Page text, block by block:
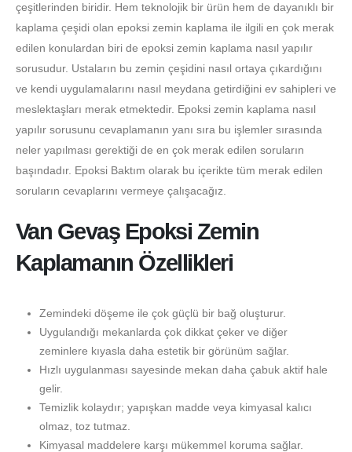
çeşitlerinden biridir. Hem teknolojik bir ürün hem de dayanıklı bir
kaplama çeşidi olan epoksi zemin kaplama ile ilgili en çok merak
edilen konulardan biri de epoksi zemin kaplama nasıl yapılır
sorusudur. Ustaların bu zemin çeşidini nasıl ortaya çıkardığını
ve kendi uygulamalarını nasıl meydana getirdiğini ev sahipleri ve
meslektaşları merak etmektedir. Epoksi zemin kaplama nasıl
yapılır sorusunu cevaplamanın yanı sıra bu işlemler sırasında
neler yapılması gerektiği de en çok merak edilen soruların
başındadır. Epoksi Baktım olarak bu içerikte tüm merak edilen
soruların cevaplarını vermeye çalışacağız.
Van Gevaş Epoksi Zemin
Kaplamanın Özellikleri
Zemindeki döşeme ile çok güçlü bir bağ oluşturur.
Uygulandığı mekanlarda çok dikkat çeker ve diğer
zeminlere kıyasla daha estetik bir görünüm sağlar.
Hızlı uygulanması sayesinde mekan daha çabuk aktif hale
gelir.
Temizlik kolaydır; yapışkan madde veya kimyasal kalıcı
olmaz, toz tutmaz.
Kimyasal maddelere karşı mükemmel koruma sağlar.